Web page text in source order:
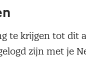
te krijgen tot dit
zijn met je